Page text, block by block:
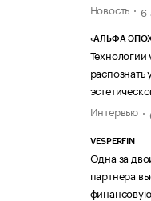
Новость
6
«АЛЬФА
Технологии
распознать
Интервью
VESPERFIN
Одна за
партнера